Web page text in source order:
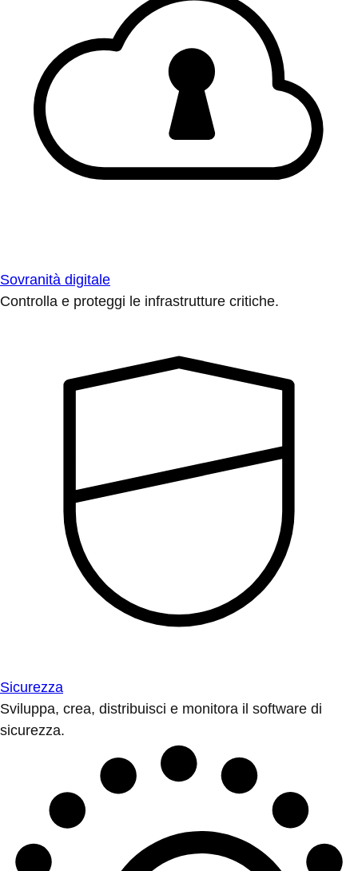
Sovranità digitale
Controlla e proteggi le infrastrutture critiche.
Sicurezza
Sviluppa, crea, distribuisci e monitora il software di
sicurezza.